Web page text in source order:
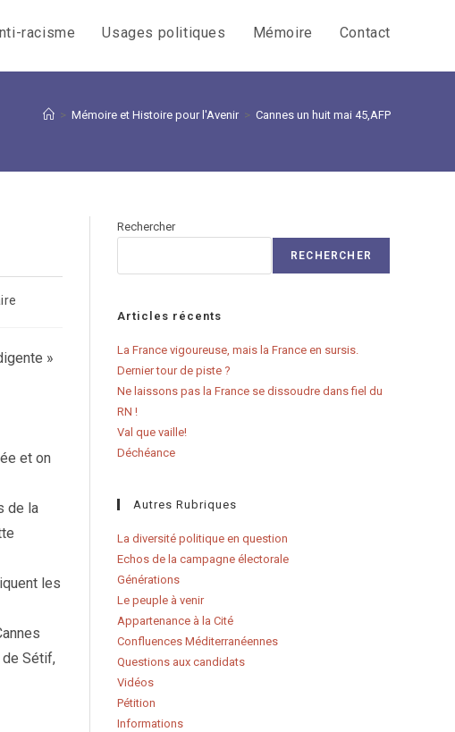
racisme Usages politiques Mémoire Contact
> Mémoire et Histoire pour l'Avenir > Cannes un huit mai 45,AFP
»
et on
de la
les
de Sétif,
Rechercher
RECHERCHER
Articles récents
La France vigoureuse, mais la France en sursis.
Dernier tour de piste ?
Ne laissons pas la France se dissoudre dans fiel du
RN !
Val que vaille!
Déchéance
Autres Rubriques
La diversité politique en question
Echos de la campagne électorale
Générations
Le peuple à venir
Appartenance à la Cité
Confluences Méditerranéennes
Questions aux candidats
Vidéos
Pétition
Informations